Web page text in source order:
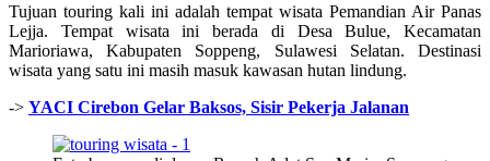
Tujuan touring kali ini adalah tempat wisata Pemandian Air Panas
Lejja. Tempat wisata ini berada di Desa Bulue, Kecamatan
Marioriawa, Kabupaten Soppeng, Sulawesi Selatan. Destinasi
wisata yang satu ini masih masuk kawasan hutan lindung.
-> YACI Cirebon Gelar Baksos, Sisir Pekerja Jalanan